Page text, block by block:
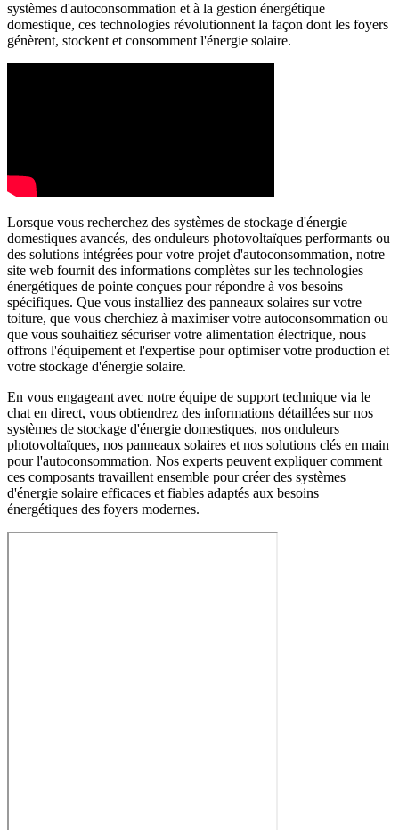
systèmes d'autoconsommation et à la gestion énergétique
domestique, ces technologies révolutionnent la façon dont les foyers
génèrent, stockent et consomment l'énergie solaire.
Lorsque vous recherchez des systèmes de stockage d'énergie
domestiques avancés, des onduleurs photovoltaïques performants ou
des solutions intégrées pour votre projet d'autoconsommation, notre
site web fournit des informations complètes sur les technologies
énergétiques de pointe conçues pour répondre à vos besoins
spécifiques. Que vous installiez des panneaux solaires sur votre
toiture, que vous cherchiez à maximiser votre autoconsommation ou
que vous souhaitiez sécuriser votre alimentation électrique, nous
offrons l'équipement et l'expertise pour optimiser votre production et
votre stockage d'énergie solaire.
En vous engageant avec notre équipe de support technique via le
chat en direct, vous obtiendrez des informations détaillées sur nos
systèmes de stockage d'énergie domestiques, nos onduleurs
photovoltaïques, nos panneaux solaires et nos solutions clés en main
pour l'autoconsommation. Nos experts peuvent expliquer comment
ces composants travaillent ensemble pour créer des systèmes
d'énergie solaire efficaces et fiables adaptés aux besoins
énergétiques des foyers modernes.